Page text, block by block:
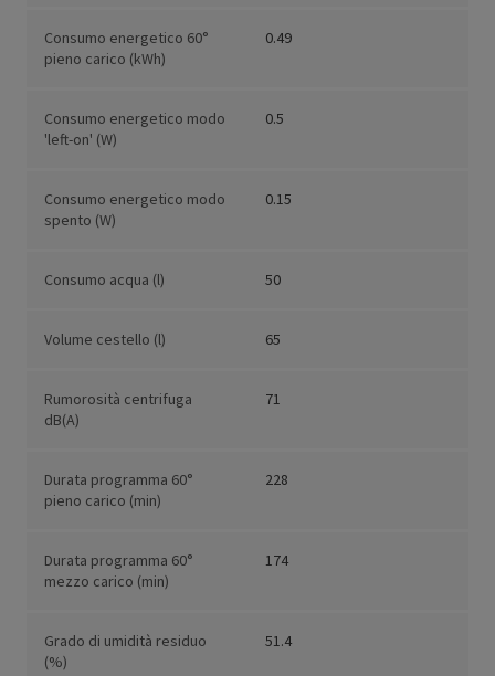
Consumo energetico 60°
pieno carico (kWh)
0.49
Consumo energetico modo
'left-on' (W)
0.5
Consumo energetico modo
spento (W)
0.15
Consumo acqua (l) 50
Volume cestello (l) 65
Rumorosità centrifuga
dB(A)
71
Durata programma 60°
pieno carico (min)
228
Durata programma 60°
mezzo carico (min)
174
Grado di umidità residuo
(%)
51.4